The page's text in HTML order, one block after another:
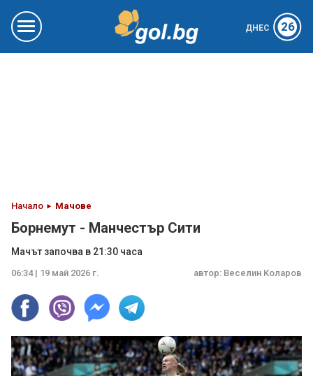
ДНЕС 26
Начало Мачове
Борнемут - Манчестър Сити
Мачът започва в 21:30 часа
06:34 | 19 май 2026 г. автор: Веселин Коларов